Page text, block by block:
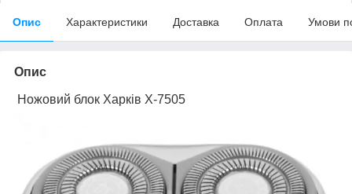
Опис Характеристики Доставка Оплата Умови
Опис
Ножовий блок Харків Х-7505